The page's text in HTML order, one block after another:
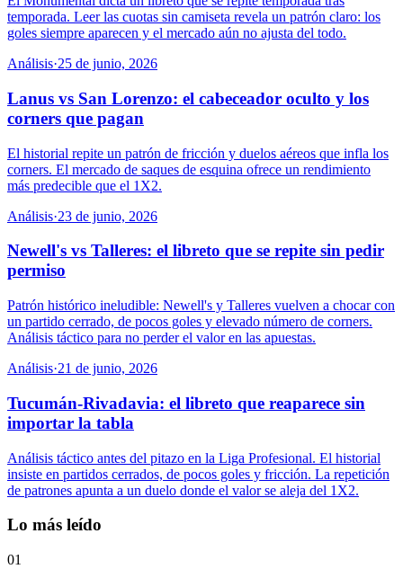
temporada. Leer las cuotas sin camiseta revela un patrón claro: los
goles siempre aparecen y el mercado aún no ajusta del todo.
Análisis·25 de junio, 2026
Lanus vs San Lorenzo: el cabeceador oculto y los
corners que pagan
El historial repite un patrón de fricción y duelos aéreos que infla los
corners. El mercado de saques de esquina ofrece un rendimiento
más predecible que el 1X2.
Análisis·23 de junio, 2026
Newell's vs Talleres: el libreto que se repite sin pedir
permiso
Patrón histórico ineludible: Newell's y Talleres vuelven a chocar con
un partido cerrado, de pocos goles y elevado número de corners.
Análisis táctico para no perder el valor en las apuestas.
Análisis·21 de junio, 2026
Tucumán-Rivadavia: el libreto que reaparece sin
importar la tabla
Análisis táctico antes del pitazo en la Liga Profesional. El historial
insiste en partidos cerrados, de pocos goles y fricción. La repetición
de patrones apunta a un duelo donde el valor se aleja del 1X2.
Lo más leído
01